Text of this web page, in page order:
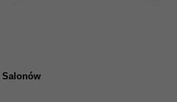
Salonów